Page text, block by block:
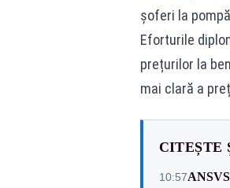
șoferi la
Eforturile
prețurilor la
mai clară a
CITEȘTE
10:57